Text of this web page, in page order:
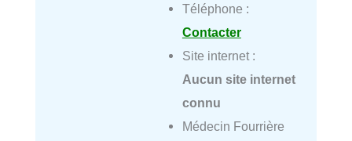
Téléphone :
Contacter
Site internet :
Aucun site internet
connu
Médecin Fourrière